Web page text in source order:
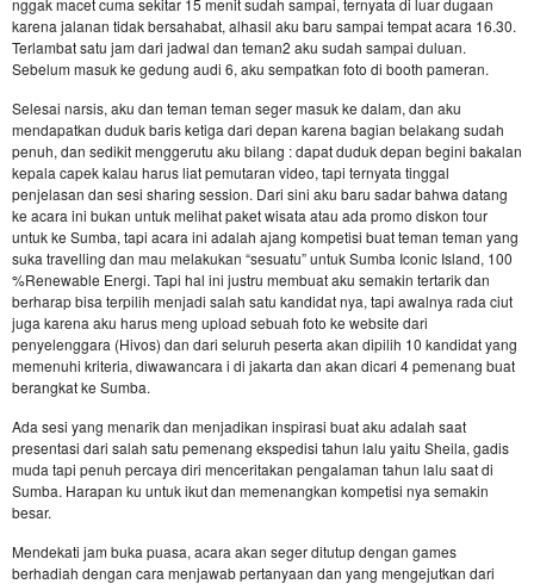
nggak macet cuma sekitar 15 menit sudah sampai, ternyata di luar dugaan
karena jalanan tidak bersahabat, alhasil aku baru sampai tempat acara 16.30.
Terlambat satu jam dari jadwal dan teman2 aku sudah sampai duluan.
Sebelum masuk ke gedung audi 6, aku sempatkan foto di booth pameran.
Selesai narsis, aku dan teman teman seger masuk ke dalam, dan aku
mendapatkan duduk baris ketiga dari depan karena bagian belakang sudah
penuh, dan sedikit menggerutu aku bilang : dapat duduk depan begini bakalan
kepala capek kalau harus liat pemutaran video, tapi ternyata tinggal
penjelasan dan sesi sharing session. Dari sini aku baru sadar bahwa datang
ke acara ini bukan untuk melihat paket wisata atau ada promo diskon tour
untuk ke Sumba, tapi acara ini adalah ajang kompetisi buat teman teman yang
suka travelling dan mau melakukan “sesuatu” untuk Sumba Iconic Island, 100
%Renewable Energi. Tapi hal ini justru membuat aku semakin tertarik dan
berharap bisa terpilih menjadi salah satu kandidat nya, tapi awalnya rada ciut
juga karena aku harus meng upload sebuah foto ke website dari
penyelenggara (Hivos) dan dari seluruh peserta akan dipilih 10 kandidat yang
memenuhi kriteria, diwawancara i di jakarta dan akan dicari 4 pemenang buat
berangkat ke Sumba.
Ada sesi yang menarik dan menjadikan inspirasi buat aku adalah saat
presentasi dari salah satu pemenang ekspedisi tahun lalu yaitu Sheila, gadis
muda tapi penuh percaya diri menceritakan pengalaman tahun lalu saat di
Sumba. Harapan ku untuk ikut dan memenangkan kompetisi nya semakin
besar.
Mendekati jam buka puasa, acara akan seger ditutup dengan games
berhadiah dengan cara menjawab pertanyaan dan yang mengejutkan dari